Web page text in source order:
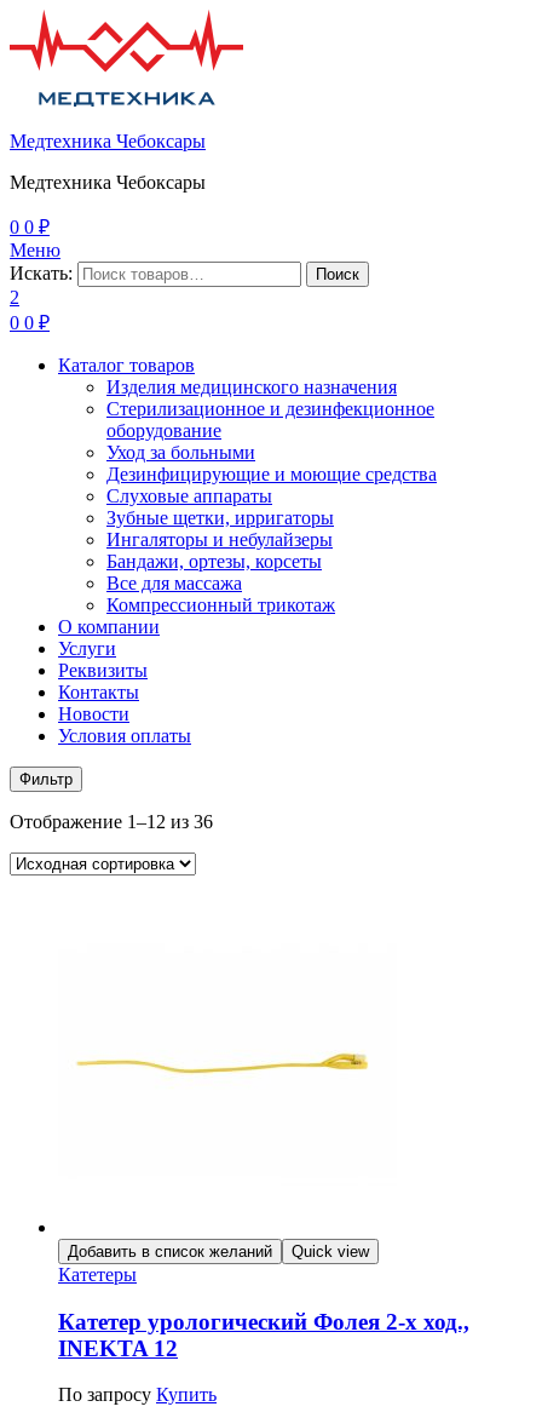
Медтехника Чебоксары
Медтехника Чебоксары
0 0 ₽
Меню
Искать:
Поиск
2
0 0 ₽
Каталог товаров
Изделия медицинского назначения
Стерилизационное и дезинфекционное
оборудование
Уход за больными
Дезинфицирующие и моющие средства
Слуховые аппараты
Зубные щетки, ирригаторы
Ингаляторы и небулайзеры
Бандажи, ортезы, корсеты
Все для массажа
Компрессионный трикотаж
О компании
Услуги
Реквизиты
Контакты
Новости
Условия оплаты
Фильтр
Отображение 1–12 из 36
Добавить в список желаний Quick view
Катетеры
Катетер урологический Фолея 2-х ход.,
INEKTA 12
По запросу Купить